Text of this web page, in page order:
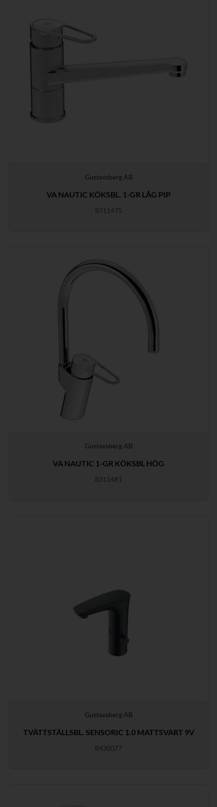
Gustavsberg AB
VA NAUTIC KÖKSBL. 1-GR LÅG PIP
8311475
Gustavsberg AB
VA NAUTIC 1-GR KÖKSBL HÖG
8311481
Gustavsberg AB
TVÄTTSTÄLLSBL. SENSORIC 1.0 MATTSVART 9V
8430077